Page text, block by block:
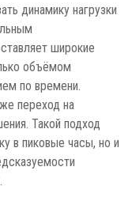
динамику нагрузки
широкие
объёмом
по времени.
переход на
Такой подход
в пиковые часы, но и